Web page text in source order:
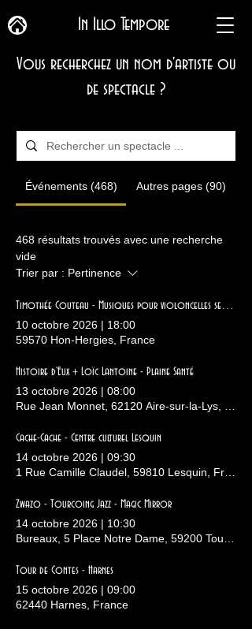
In Illo Tempore
Vous recherchez un nom d'artiste ou
de spectacle ?
Événements (468) Autres pages (90)
468 résultats trouvés avec une recherche
vide
Trier par : Pertinence
Timothée Couteau - Musiques pour violoncelles seuls - Bibliothèque en fête
10 octobre 2026 | 18:00
59570 Hon-Hergies, France
Histoire d'Eux + Loïc Lantoine - Plaine Santé
13 octobre 2026 | 08:00
Rue Jean Monnet, 62120 Aire-sur-la-Lys,
Cache-Cache - Centre culturel Lesquin
14 octobre 2026 | 09:30
1 Rue Camille Claudel, 59810 Lesquin, France
Zwazo - Tourcoing Jazz - Magic Mirror
14 octobre 2026 | 10:30
Bureaux, 5 Place Notre Dame, 59200
Tour de Contes - Harnes
15 octobre 2026 | 09:00
62440 Harnes, France